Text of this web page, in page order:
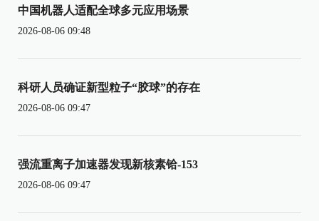
中国机器人适配全球多元应用场景
2026-08-06 09:48
科研人员确证新型粒子“胶球”的存在
2026-08-06 09:47
强流重离子加速器发现新核素铪-153
2026-08-06 09:47